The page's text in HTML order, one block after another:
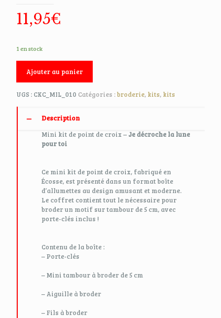
11,95€
1 en stock
Ajouter au panier
UGS : CKC_MIL_010 Catégories :broderie, kits, kits
Description
Mini kit de point de croix – Je décroche la lune
pour toi
Ce mini kit de point de croix, fabriqué en
Écosse, est présenté dans un format boîte
d’allumettes au design amusant et moderne.
Le coffret contient tout le nécessaire pour
broder un motif sur tambour de 5 cm, avec
porte-clés inclus !
Contenu de la boîte :
– Porte-clés
– Mini tambour à broder de 5 cm
– Aiguille à broder
– Fils à broder